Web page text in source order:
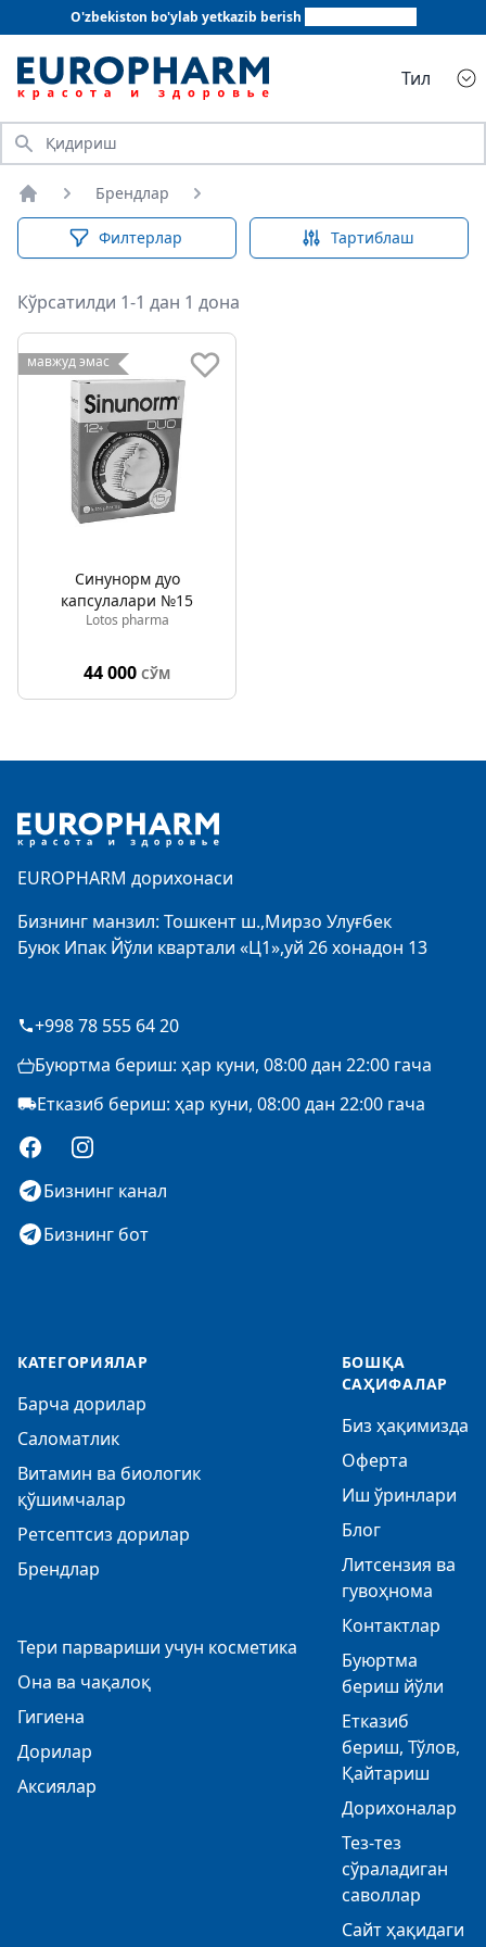
O'zbekiston bo'ylab yetkazib berish
Тил
Қидириш
Бош саҳифа
Брендлар
Филтерлар Тартиблаш
Кўрсатилди 1-1 дан 1 дона
мавжуд эмас
Синунорм дуо
капсулалари №15
Lotos pharma
44 000 СЎМ
EUROPHARM дорихонаси
Бизнинг манзил: Тошкент ш.,Мирзо Улуғбек
Буюк Ипак Йўли квартали «Ц1»,уй 26 хонадон 13
+998 78 555 64 20
Буюртма бериш: ҳар куни, 08:00 дан 22:00 гача
Етказиб бериш: ҳар куни, 08:00 дан 22:00 гача
FacebookInstagram
Бизнинг канал
Бизнинг бот
КАТЕГОРИЯЛАР
Барча дорилар
Саломатлик
Витамин ва биологик
қўшимчалар
Ретсептсиз дорилар
Брендлар
Тери парвариши учун косметика
Она ва чақалоқ
Гигиена
Дорилар
Аксиялар
БОШҚА
САҲИФАЛАР
Биз ҳақимизда
Оферта
Иш ўринлари
Блог
Литсензия ва
гувоҳнома
Контактлар
Буюртма
бериш йўли
Етказиб
бериш, Тўлов,
Қайтариш
Дорихоналар
Тез-тез
сўраладиган
саволлар
Сайт ҳақидаги